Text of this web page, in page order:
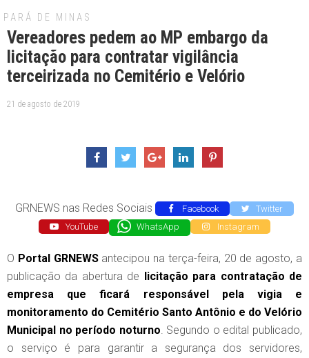
PARÁ DE MINAS
Vereadores pedem ao MP embargo da
licitação para contratar vigilância
terceirizada no Cemitério e Velório
21 de agosto de 2019
GRNEWS nas Redes Sociais Facebook
Twitter
YouTube
WhatsApp Instagram
O Portal GRNEWSantecipou na terça-feira, 20 de agosto, a
publicação da abertura de licitação para contratação de
empresa que ficará responsável pela vigia e
monitoramento do Cemitério Santo Antônio e do Velório
Municipal no período noturno . Segundo o edital publicado,
o serviço é para garantir a segurança dos servidores,